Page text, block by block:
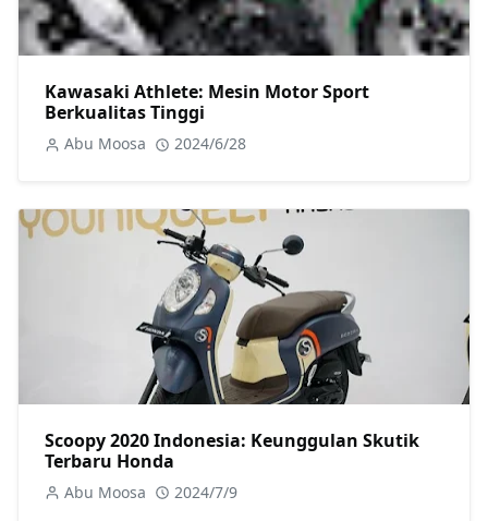
Kawasaki Athlete: Mesin Motor Sport
Berkualitas Tinggi
Abu Moosa 2024/6/28
Scoopy 2020 Indonesia: Keunggulan Skutik
Terbaru Honda
Abu Moosa 2024/7/9